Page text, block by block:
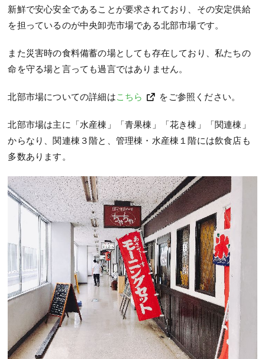
新鮮で安心安全であることが要求されており、その安定供給
を担っているのが中央卸売市場である北部市場です。
また災害時の食料備蓄の場としても存在しており、私たちの
命を守る場と言っても過言ではありません。
北部市場についての詳細は こちら をご参照ください。
北部市場は主に「水産棟」「青果棟」「花き棟」「関連棟」
からなり、関連棟３階と、管理棟・水産棟１階には飲食店も
多数あります。